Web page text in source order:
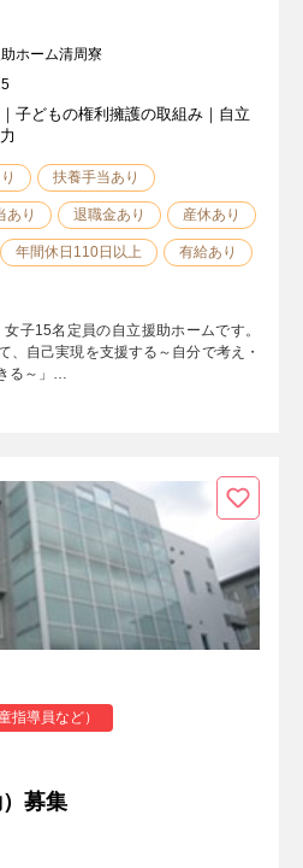
ホーム清周寮
子どもの権利擁護の取組み｜自立
扶養手当あり
あり 退職金あり 産休あり
年間休日110日以上 有給あり
子15名定員の自立援助ホームです。
、自己実現を支援する～自分で考え・
る～」…
指導員など）
募集